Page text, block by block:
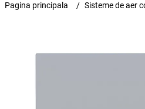
Pagina principala Sisteme de aer